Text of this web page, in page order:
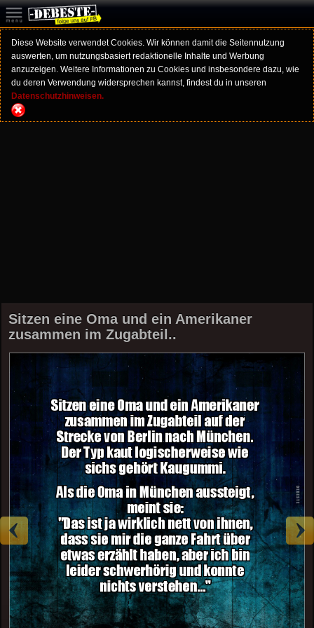
Diese Website verwendet Cookies. Wir können damit die Seitennutzung
auswerten, um nutzungsbasiert redaktionelle Inhalte und Werbung
anzuzeigen. Weitere Informationen zu Cookies und insbesondere dazu, wie
du deren Verwendung widersprechen kannst, findest du in unseren
Datenschutzhinweisen.
Sitzen eine Oma und ein Amerikaner
zusammen im Zugabteil..